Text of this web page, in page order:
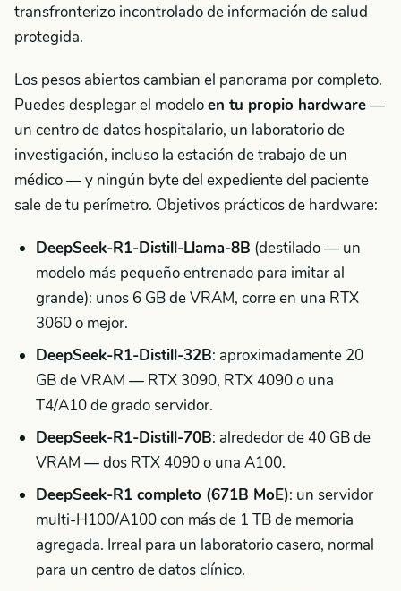
transfronterizo incontrolado de información de salud
protegida.
Los pesos abiertos cambian el panorama por completo.
Puedes desplegar el modeloen tu propio hardware—
un centro de datos hospitalario, un laboratorio de
investigación, incluso la estación de trabajo de un
médico — y ningún byte del expediente del paciente
sale de tu perímetro. Objetivos prácticos de hardware:
DeepSeek-R1-Distill-Llama-8B (destilado — un
modelo más pequeño entrenado para imitar al
grande): unos 6 GB de VRAM, corre en una RTX
3060 o mejor.
DeepSeek-R1-Distill-32B: aproximadamente 20
GB de VRAM — RTX 3090, RTX 4090 o una
T4/A10 de grado servidor.
DeepSeek-R1-Distill-70B: alrededor de 40 GB de
VRAM — dos RTX 4090 o una A100.
DeepSeek-R1 completo (671B MoE): un servidor
multi-H100/A100 con más de 1 TB de memoria
agregada. Irreal para un laboratorio casero, normal
para un centro de datos clínico.